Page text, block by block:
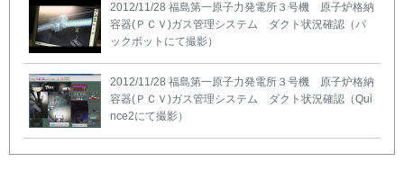
2012/11/28 福島第一原子力発電所３号機 原子炉格納
容器(ＰＣＶ)ガス管理システム ダクト状況確認（パ
ックボットにて撮影）
2012/11/28 福島第一原子力発電所３号機 原子炉格納
容器(ＰＣＶ)ガス管理システム ダクト状況確認（Qui
nce2にて撮影）
2012/11/2 福島第二原子力発電所４号機の燃料移動作